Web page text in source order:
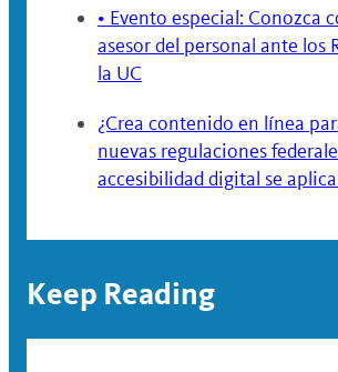
• Evento especial: Conozca
asesor del personal ante los
la UC
¿Crea contenido en línea
nuevas regulaciones
accesibilidad digital se
Keep Reading